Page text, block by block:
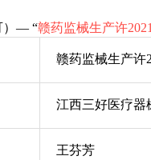
）— “赣药监械生产许
赣药监械生产许
江西三好医疗器
王芬芳